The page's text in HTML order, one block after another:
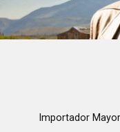
Importador